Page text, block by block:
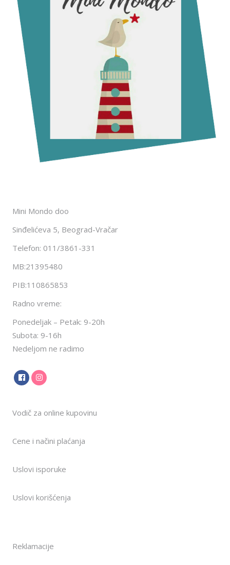
Mini Mondo doo
Sinđelićeva 5, Beograd-Vračar
Telefon: 011/3861-331
MB:21395480
PIB:110865853
Radno vreme:
Ponedeljak – Petak: 9-20h
Subota: 9-16h
Nedeljom ne radimo
Vodič za online kupovinu
Cene i načini plaćanja
Uslovi isporuke
Uslovi korišćenja
Reklamacije